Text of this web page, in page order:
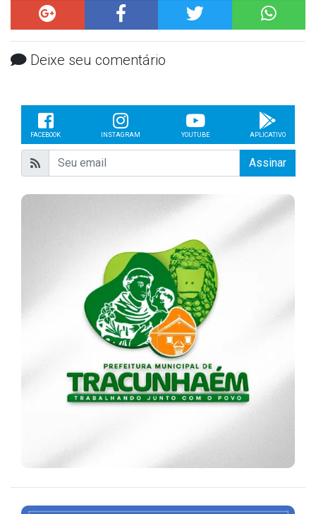
Deixe seu comentário
FACEBOOK INSTAGRAM YOUTUBE APLICATIVO
Assinar